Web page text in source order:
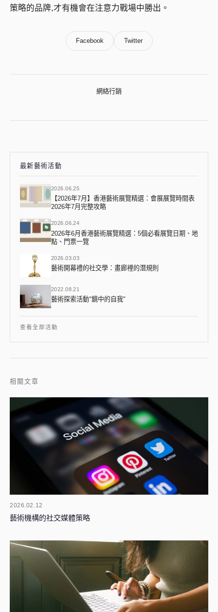
策略的品牌,才有機會在注意力戰場中勝出。
Facebook Twitter
網絡行銷
最新藝術活動
2026.06.25
【2026年7月】香港藝術展覽精選：會展展覽時間表
2026年7月完整攻略
2026.06.24
2026年6月香港藝術展覽精選：5個必看展覽日期、地
點、門票一覽
2026.03.03
藝術開幕禮的社交學：畫廊裡的潛規則
2022.08.21
藝術探索活動"鏡中的自我"
查看全部活動
相關文章
2026.02.12
藝術機構的社交媒體策略